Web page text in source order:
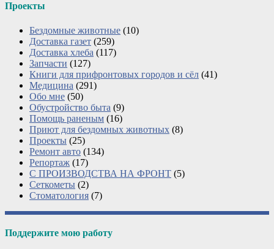
Проекты
Бездомные животные (10)
Доставка газет (259)
Доставка хлеба (117)
Запчасти (127)
Книги для прифронтовых городов и сёл (41)
Медицина (291)
Обо мне (50)
Обустройство быта (9)
Помощь раненым (16)
Приют для бездомных животных (8)
Проекты (25)
Ремонт авто (134)
Репортаж (17)
С ПРОИЗВОДСТВА НА ФРОНТ (5)
Сеткометы (2)
Стоматология (7)
Поддержите мою работу